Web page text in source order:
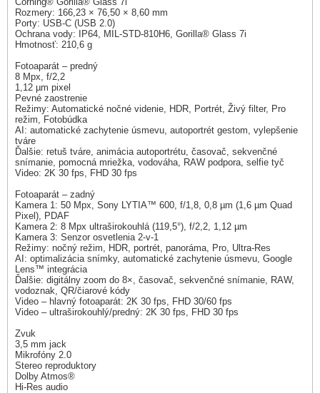
Rozmery: 166,23 × 76,50 × 8,60 mm
Porty: USB-C (USB 2.0)
Ochrana vody: IP64, MIL-STD-810H6, Gorilla® Glass 7i
Hmotnosť: 210,6 g
Fotoaparát – predný
8 Mpx, f/2,2
1,12 µm pixel
Pevné zaostrenie
Režimy: Automatické nočné videnie, HDR, Portrét, Živý filter, Pro
režim, Fotobúdka
AI: automatické zachytenie úsmevu, autoportrét gestom, vylepšenie
tváre
Ďalšie: retuš tváre, animácia autoportrétu, časovač, sekvenčné
snímanie, pomocná mriežka, vodováha, RAW podpora, selfie tyč
Video: 2K 30 fps, FHD 30 fps
Fotoaparát – zadný
Kamera 1: 50 Mpx, Sony LYTIA™ 600, f/1,8, 0,8 µm (1,6 µm Quad
Pixel), PDAF
Kamera 2: 8 Mpx ultraširokouhlá (119,5°), f/2,2, 1,12 µm
Kamera 3: Senzor osvetlenia 2-v-1
Režimy: nočný režim, HDR, portrét, panoráma, Pro, Ultra-Res
AI: optimalizácia snímky, automatické zachytenie úsmevu, Google
Lens™ integrácia
Ďalšie: digitálny zoom do 8×, časovač, sekvenčné snímanie, RAW,
vodoznak, QR/čiarové kódy
Video – hlavný fotoaparát: 2K 30 fps, FHD 30/60 fps
Video – ultraširokouhlý/predný: 2K 30 fps, FHD 30 fps
Zvuk
3,5 mm jack
Mikrofóny 2.0
Stereo reproduktory
Dolby Atmos®
Hi-Res audio